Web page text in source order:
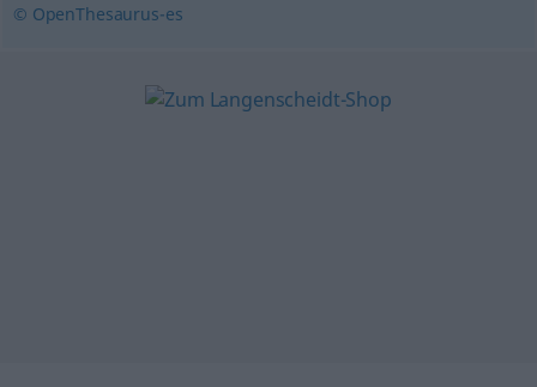
© OpenThesaurus-es